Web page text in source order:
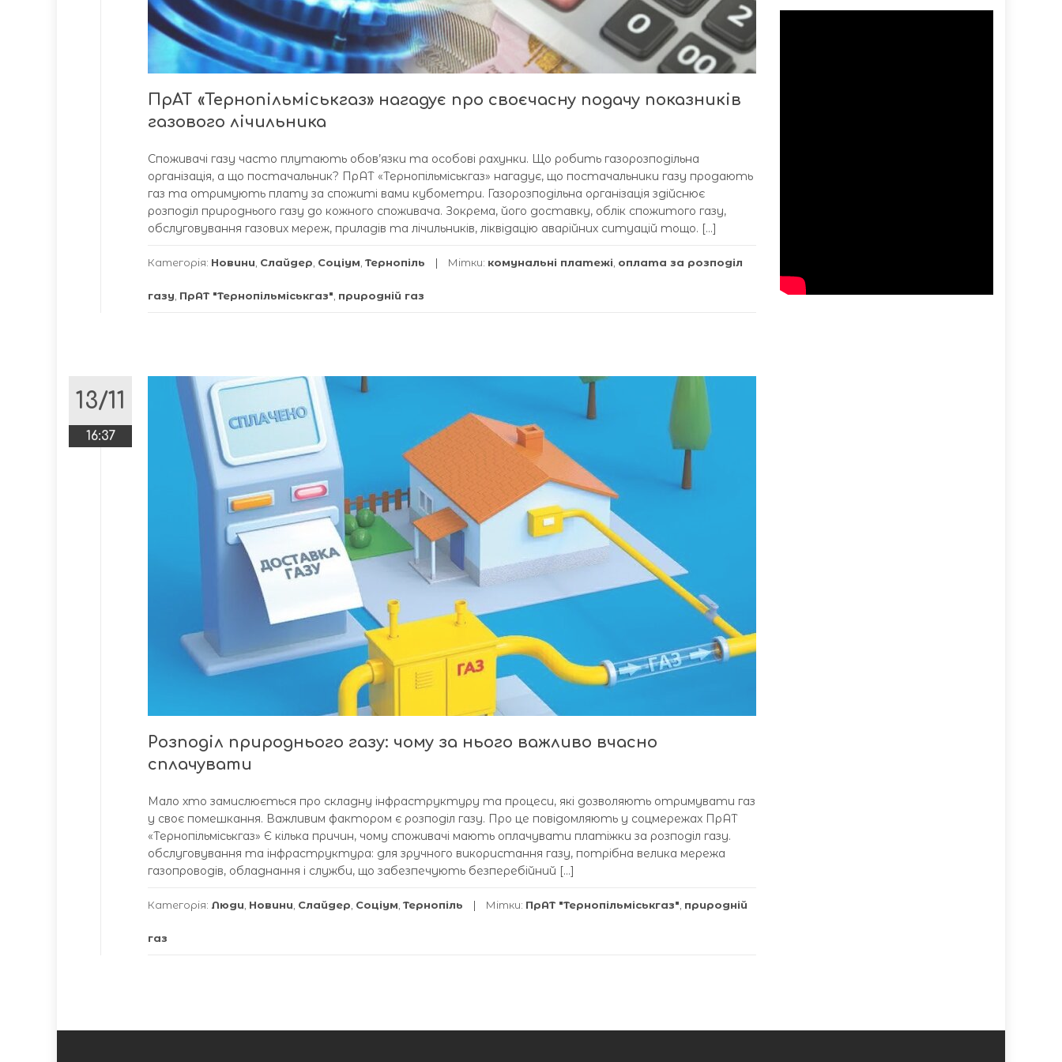
ПрАТ «Тернопільміськгаз» нагадує про своєчасну подачу показників
газового лічильника
Споживачі газу часто плутають обов’язки та особові рахунки. Що робить газорозподільна
організація, а що постачальник? ПрАТ «Тернопільміськгаз» нагадує, що постачальники газу продають
газ та отримують плату за спожиті вами кубометри. Газорозподільна організація здійснює
розподіл природнього газу до кожного споживача. Зокрема, його доставку, облік спожитого газу,
обслуговування газових мереж, приладів та лічильників, ліквідацію аварійних ситуацій тощо. […]
Категорія: Новини Слайдер Соціум Тернопіль Мітки: комунальні платежі оплата за розподіл
газу ПрАТ "Тернопільміськгаз" природній газ
13/11
16:37
Розподіл природнього газу: чому за нього важливо вчасно
сплачувати
Мало хто замислюється про складну інфраструктуру та процеси, які дозволяють отримувати газ
у своє помешкання. Важливим фактором є розподіл газу. Про це повідомляють у соцмережах ПрАТ
«Тернопільміськгаз» Є кілька причин, чому споживачі мають оплачувати платіжки за розподіл газу.
обслуговування та інфраструктура: для зручного використання газу, потрібна велика мережа
газопроводів, обладнання і служби, що забезпечують безперебійний […]
Категорія: Люди Новини Слайдер Соціум Тернопіль Мітки: ПрАТ "Тернопільміськгаз" природній
газ